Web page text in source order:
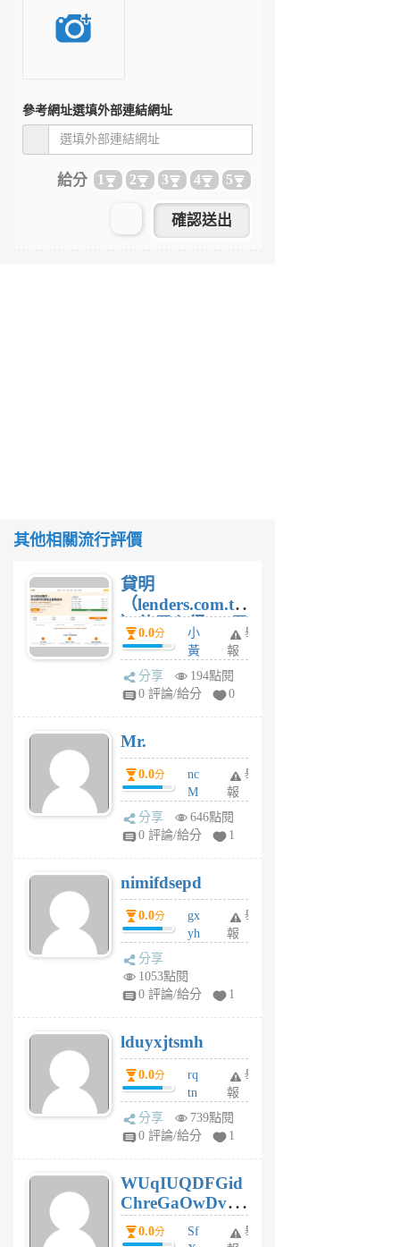
參考網址選填外部連結網址
給分 1 2 3 4 5
其他相關流行評價
貸明
（lenders.com.tw
）使用心得 — 民
間貸款比較平台
體驗
0.0分
小
黃
蜂
1
舉
報
分享
194點閱
0 評論/給分
0
Mr.
0.0分
nc
M
U
F
U
5
個
月
舉
報
分享
646點閱
0 評論/給分
1
nimifdsepd
0.0分
gx
yh
jl
月
前
舉
報
分享
1053點閱
0 評論/給分
1
lduyxjtsmh
0.0分
rq
tn
jt
gl
個
月
前
舉
報
分享
739點閱
0 評論/給分
1
WUqIUQDFGid
ChreGaOwDv
dY0.0分
Sf
舉